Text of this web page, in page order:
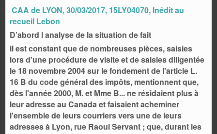
CAA de LYON, 30/03/2017, 15LY04070, Inédit au
recueil Lebon
D’abord l analyse de la situation de fait
il est constant que de nombreuses pièces, saisies
lors d'une procédure de visite et de saisies diligentée
le 18 novembre 2004 sur le fondement de l'article L.
16 B du code général des impôts, mentionnent que,
dès l'année 2000, M. et Mme B... ne résidaient plus à
leur adresse au Canada et faisaient acheminer
l'ensemble de leurs courriers vers une de leurs
adresses à Lyon, rue Raoul Servant ; que, durant les